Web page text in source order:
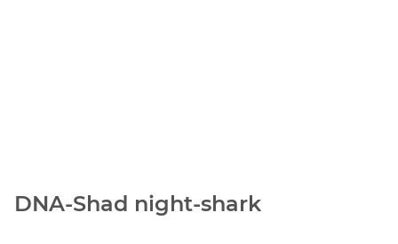
DNA-Shad night-shark